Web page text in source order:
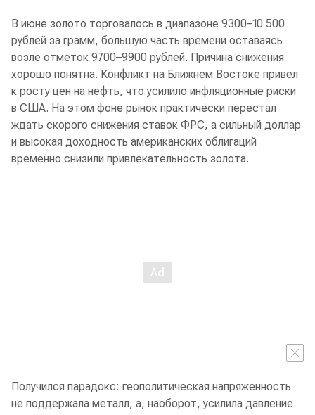
В июне золото торговалось в диапазоне 9300–10 500
рублей за грамм, большую часть времени оставаясь
возле отметок 9700–9900 рублей. Причина снижения
хорошо понятна. Конфликт на Ближнем Востоке привел
к росту цен на нефть, что усилило инфляционные риски
в США. На этом фоне рынок практически перестал
ждать скорого снижения ставок ФРС, а сильный доллар
и высокая доходность американских облигаций
временно снизили привлекательность золота.
Получился парадокс: геополитическая напряженность
не поддержала металл, а, наоборот, усилила давление